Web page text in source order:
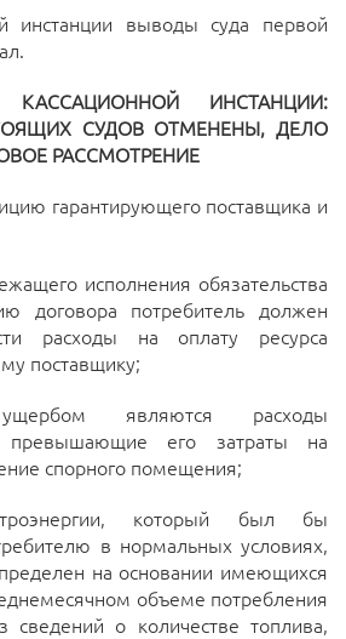
инстанции выводы суда первой
ИНСТАНЦИИ:
СУДОВ ОТМЕНЕНЫ, ДЕЛО
РАССМОТРЕНИЕ
гарантирующего поставщика и
исполнения обязательства
договора потребитель должен
расходы на оплату ресурса
поставщику;
являются расходы
превышающие его затраты на
спорного помещения;
который был бы
в нормальных условиях,
на основании имеющихся
объеме потребления
сведений о количестве топлива,